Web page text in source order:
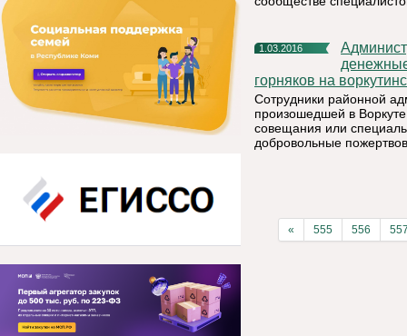
1.03.2016
Администрация МР «Княжпогостский» начала перечислять
горняков на
Сотрудники районной
произошедшей в
совещания или
добровольные
« 555 556